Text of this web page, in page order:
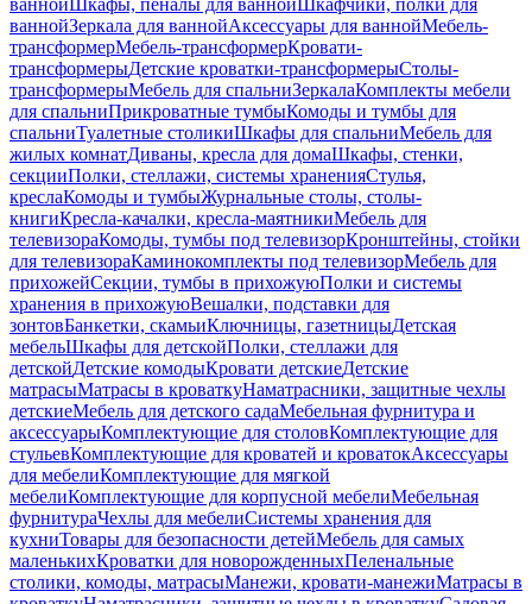
ваннойШкафы, пеналы для ваннойШкафчики, полки для
ваннойЗеркала для ваннойАксессуары для ваннойМебель-
трансформерМебель-трансформерКровати-
трансформерыДетские кроватки-трансформерыСтолы-
трансформерыМебель для спальниЗеркалаКомплекты мебели
для спальниПрикроватные тумбыКомоды и тумбы для
спальниТуалетные столикиШкафы для спальниМебель для
жилых комнатДиваны, кресла для домаШкафы, стенки,
секцииПолки, стеллажи, системы храненияСтулья,
креслаКомоды и тумбыЖурнальные столы, столы-
книгиКресла-качалки, кресла-маятникиМебель для
телевизораКомоды, тумбы под телевизорКронштейны, стойки
для телевизораКаминокомплекты под телевизорМебель для
прихожейСекции, тумбы в прихожуюПолки и системы
хранения в прихожуюВешалки, подставки для
зонтовБанкетки, скамьиКлючницы, газетницыДетская
мебельШкафы для детскойПолки, стеллажи для
детскойДетские комодыКровати детскиеДетские
матрасыМатрасы в кроваткуНаматрасники, защитные чехлы
детскиеМебель для детского садаМебельная фурнитура и
аксессуарыКомплектующие для столовКомплектующие для
стульевКомплектующие для кроватей и кроватокАксессуары
для мебелиКомплектующие для мягкой
мебелиКомплектующие для корпусной мебелиМебельная
фурнитураЧехлы для мебелиСистемы хранения для
кухниТовары для безопасности детейМебель для самых
маленькихКроватки для новорожденныхПеленальные
столики, комоды, матрасыМанежи, кровати-манежиМатрасы в